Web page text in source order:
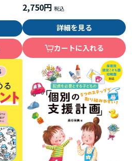
2,750円
詳細を見る
カートに入れる